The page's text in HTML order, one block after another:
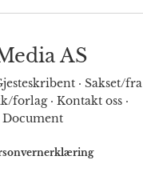
AS
· Sakset/fra
forlag· Kontakt oss·